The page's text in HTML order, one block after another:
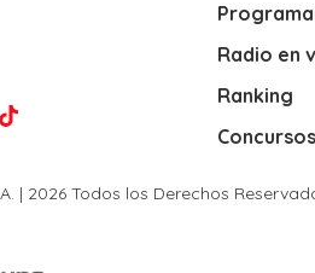
Radio en
Ranking
Concursos
| 2026 Todos los Derechos